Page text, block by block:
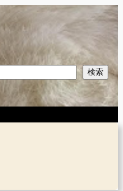
検索